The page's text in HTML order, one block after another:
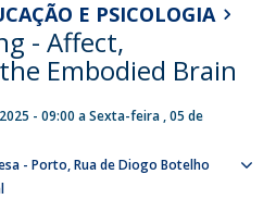
E PSICOLOGIA
- Affect,
Embodied Brain
- 09:00 aSexta-feira , 05 de
- Porto Rua de Diogo Botelho